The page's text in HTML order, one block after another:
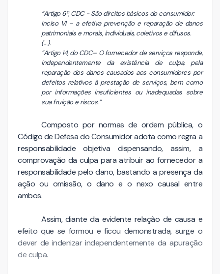
“Artigo 6º, CDC - São direitos básicos do consumidor:
Inciso VI – a efetiva prevenção e reparação de danos
patrimoniais e morais, individuais, coletivos e difusos.
(...).
“Artigo 14, do CDC– O fornecedor de serviços responde,
independentemente da existência de culpa, pela
reparação dos danos causados aos consumidores por
defeitos relativos à prestação de serviços, bem como
por informações insuficientes ou inadequadas sobre
sua fruição e riscos.”
Composto por normas de ordem pública, o
Código de Defesa do Consumidor adota como regra a
responsabilidade objetiva dispensando, assim, a
comprovação da culpa para atribuir ao fornecedor a
responsabilidade pelo dano, bastando a presença da
ação ou omissão, o dano e o nexo causal entre
ambos.
Assim, diante da evidente relação de causa e
efeito que se formou e ficou demonstrada, surge o
dever de indenizar independentemente da apuração
de culpa.